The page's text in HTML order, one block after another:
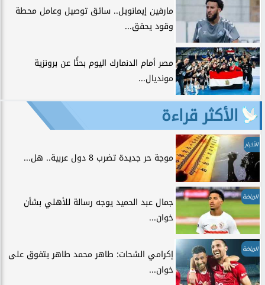
مارفين إيمانويل.. سائق توصيل وعامل محطة
وقود يحقق...
مصر أمام الدنمارك اليوم بحثًا عن برونزية
مونديال...
الأكثر قراءة
الأخبار
موجة حر جديدة تضرب 8 دول عربية.. هل...
الرياضة
جمال عبد الحميد يوجه رسالة للأهلي بشأن
خوان...
الرياضة
إكرامي الشحات: طاهر محمد طاهر يتفوق على
خوان...